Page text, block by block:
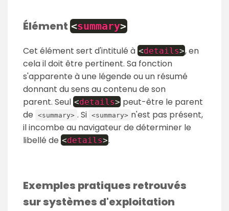
Élément <summary>
Cet élément sert d'intitulé à <details>, en
cela il doit être pertinent. Sa fonction
s'apparente à une légende ou un résumé
donnant du sens au contenu de son
parent. Seul <details> peut-être le parent
de
<summary> . Si <summary> n'est pas présent,
il incombe au navigateur de déterminer le
libellé de <details>.
Exemples pratiques retrouvés
sur systèmes d'exploitation